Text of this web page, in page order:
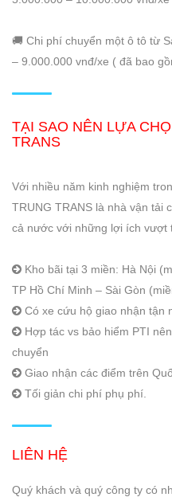
🚚 Chi phí chuyển một ô tô từ
– 9.000.000 vnđ/xe ( đã bao
TẠI SAO NÊN LỰA
TRANS
Với nhiều năm kinh nghiệm
TRUNG TRANS là nhà vận tải
cả nước với những lợi ích vượt
Kho bãi tại 3 miền: Hà Nội
TP Hồ Chí Minh – Sài Gòn
Có xe cứu hộ giao nhận tận
Hợp tác vs bảo hiểm PTI
chuyển
Giao nhận các điểm trên
Tối giản chi phí phụ phí.
LIÊN HỆ
Quý khách và quý công ty có